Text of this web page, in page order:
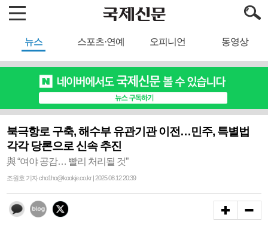
뉴스 스포츠·연예 오피니언 동영상
북극항로 구축, 해수부 유관기관 이전…민주, 특별법
각각 당론으로 신속 추진
與 “여야 공감… 빨리 처리될 것”
조원호 기자 cho1ho@kookje.co.kr | 2025.08.12 20:39